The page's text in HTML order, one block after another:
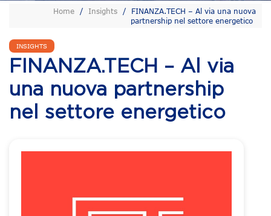
Home / Insights /
FINANZA.TECH – Al via una nuova
partnership nel settore energetico
INSIGHTS
FINANZA.TECH – Al via
una nuova partnership
nel settore energetico